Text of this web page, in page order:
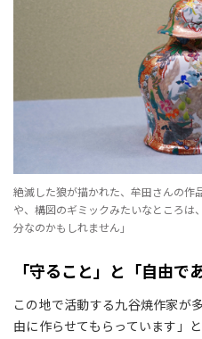
絶滅した狼が描かれた、牟田さんの作
や、構図のギミックみたいなところは
分なのかもしれません」
「守ること」と「自由
この地で活動する九谷焼作家が
由に作らせてもらっています」